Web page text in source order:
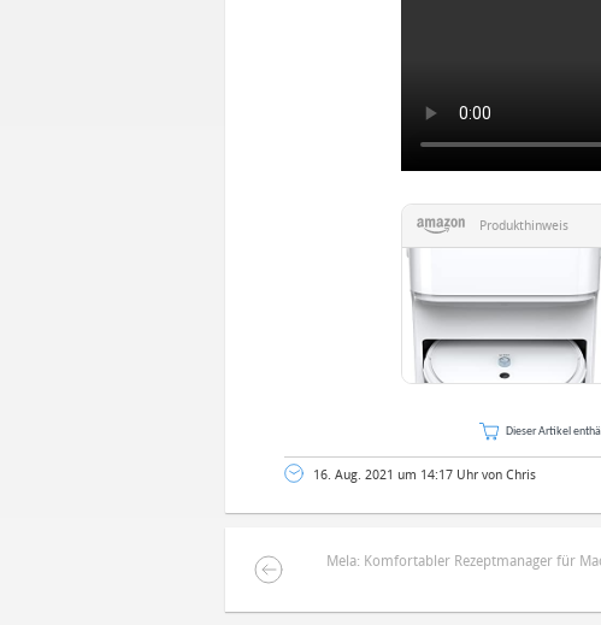
Produkthinweis
Dieser Artikel
16. Aug. 2021 um 14:17 Uhr von Chris
Mela: Komfortabler Rezeptmanager für